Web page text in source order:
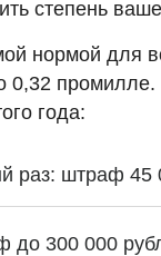
степень
нормой для
0,32
года:
раз: штраф 45
до 300 000